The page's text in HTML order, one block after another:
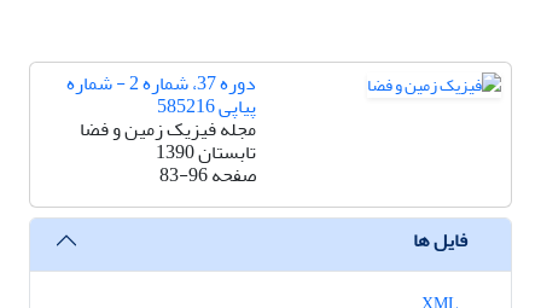
دوره 37، شماره 2 - شماره
پیاپی 585216
مجله فیزیک زمین و فضا
تابستان 1390
صفحه83-96
فایل ها